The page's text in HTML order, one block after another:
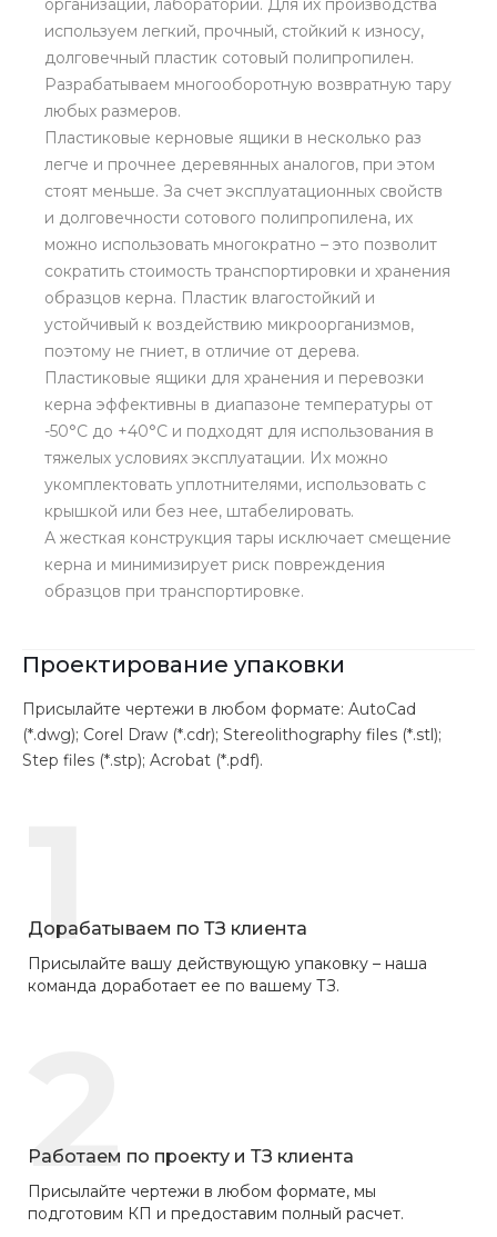
используем легкий, прочный, стойкий к износу,
долговечный пластик сотовый полипропилен.
Разрабатываем многооборотную возвратную тару
любых размеров.
Пластиковые керновые ящики в несколько раз
легче и прочнее деревянных аналогов, при этом
стоят меньше. За счет эксплуатационных свойств
и долговечности сотового полипропилена, их
можно использовать многократно – это позволит
сократить стоимость транспортировки и хранения
образцов керна. Пластик влагостойкий и
устойчивый к воздействию микроорганизмов,
поэтому не гниет, в отличие от дерева.
Пластиковые ящики для хранения и перевозки
керна эффективны в диапазоне температуры от
-50°С до +40°С и подходят для использования в
тяжелых условиях эксплуатации. Их можно
укомплектовать уплотнителями, использовать с
крышкой или без нее, штабелировать.
А жесткая конструкция тары исключает смещение
керна и минимизирует риск повреждения
образцов при транспортировке.
Проектирование упаковки
Присылайте чертежи в любом формате: AutoCad
(*.dwg); Corel Draw (*.cdr); Stereolithography files (*.stl);
Step files (*.stp); Acrobat (*.pdf).
1
Дорабатываем по ТЗ клиента
Присылайте вашу действующую упаковку – наша
команда доработает ее по вашему ТЗ.
2
Работаем по проекту и ТЗ клиента
Присылайте чертежи в любом формате, мы
подготовим КП и предоставим полный расчет.